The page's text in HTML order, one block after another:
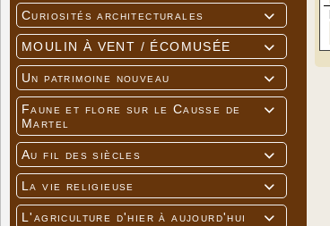

Curiosités architecturales

MOULIN À VENT / ÉCOMUSÉE

Un patrimoine nouveau

Faune et flore sur le Causse de
Martel

Au fil des siècles

La vie religieuse

L'agriculture d'hier à aujourd'hui